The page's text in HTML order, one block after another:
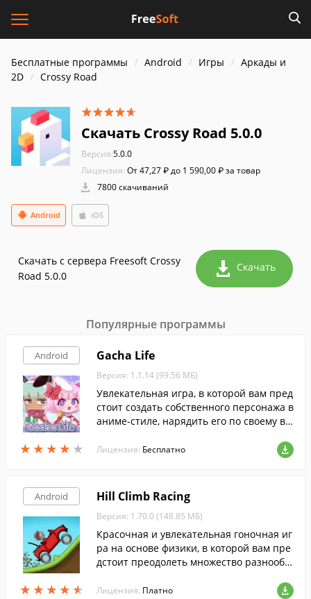
Бесплатные программы Android Игры
Аркады и
2D
Crossy Road
Скачать Crossy Road 5.0.0
Версия:5.0.0
Лицензия: От 47,27 ₽ до 1 590,00 ₽ за товар
7800 скачиваний
Android iOS
Скачать с сервера Freesoft Crossy
Road 5.0.0
Скачать
Популярные программы
Android
★ ★ ★ ★ ★
★ ★ ★ ★ ★
Gacha Life
Версия: 1.1.14 (99.56 МБ)
Увлекательная игра, в которой вам пред
стоит создать собственного персонажа в
аниме-стиле, нарядить его по своему вк
заимодействуя с другими персонажами.
Лицензия: Бесплатно
Android
★ ★ ★ ★ ★
★ ★ ★ ★ ★
Hill Climb Racing
Версия: 1.70.0 (148.85 МБ)
Красочная и увлекательная гоночная иг
ра на основе физики, в которой вам пре
дстоит преодолеть множество разнообр
Лицензия: Платно